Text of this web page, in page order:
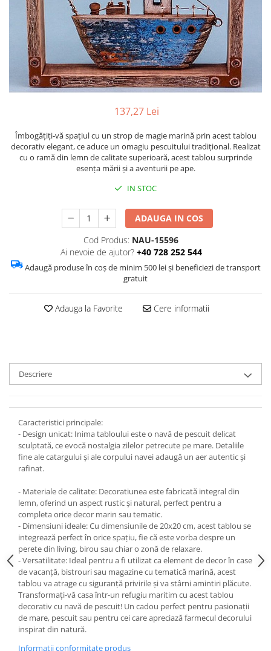
Barci, vapoare, ambarcatiuni
Pesti
Decoratiuni care se agata
Tablouri
137,27 Lei
Îmbogățiți-vă spațiul cu un strop de magie marină prin acest tablou
decorativ elegant, ce aduce un omagiu pescuitului tradițional. Realizat
cu o ramă din lemn de calitate superioară, acest tablou surprinde
esența mării și a aventurii pe ape.
IN STOC
ADAUGA IN COS
Cod Produs: NAU-15596
Ai nevoie de ajutor? +40 728 252 544
Adaugă produse în coș de minim 500 lei și beneficiezi de transport
gratuit
Adauga la Favorite Cere informatii
Descriere
Caracteristici principale:
- Design unicat: Inima tabloului este o navă de pescuit delicat
sculptată, ce evocă nostalgia zilelor petrecute pe mare. Detaliile
fine ale catargului și ale corpului navei adaugă un aer autentic și
rafinat.
- Materiale de calitate: Decoratiunea este fabricată integral din
lemn, oferind un aspect rustic și natural, perfect pentru a
completa orice decor marin sau tematic.
- Dimensiuni ideale: Cu dimensiunile de 20x20 cm, acest tablou se
integrează perfect în orice spațiu, fie că este vorba despre un
perete din living, birou sau chiar o zonă de relaxare.
- Versatilitate: Ideal pentru a fi utilizat ca element de decor în case
de vacanță, bistrouri sau magazine cu tematică marină, acest
tablou va atrage cu siguranță privirile și va stârni amintiri plăcute.
Transformați-vă casa într-un refugiu maritim cu acest tablou
decorativ cu navă de pescuit! Un cadou perfect pentru pasionații
de mare, pescuit sau pentru cei care apreciază farmecul decorului
inspirat din natură.
Informatii conformitate produs